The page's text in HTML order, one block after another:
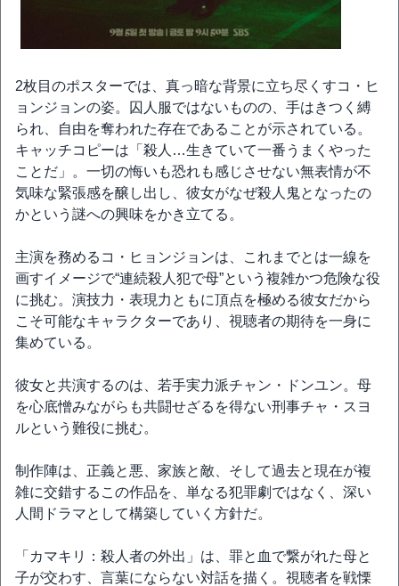
2枚目のポスターでは、真っ暗な背景に立ち尽くすコ・ヒ
ョンジョンの姿。囚人服ではないものの、手はきつく縛
られ、自由を奪われた存在であることが示されている。
キャッチコピーは「殺人…生きていて一番うまくやった
ことだ」。一切の悔いも恐れも感じさせない無表情が不
気味な緊張感を醸し出し、彼女がなぜ殺人鬼となったの
かという謎への興味をかき立てる。
主演を務めるコ・ヒョンジョンは、これまでとは一線を
画すイメージで“連続殺人犯で母”という複雑かつ危険な役
に挑む。演技力・表現力ともに頂点を極める彼女だから
こそ可能なキャラクターであり、視聴者の期待を一身に
集めている。
彼女と共演するのは、若手実力派チャン・ドンユン。母
を心底憎みながらも共闘せざるを得ない刑事チャ・スヨ
ルという難役に挑む。
制作陣は、正義と悪、家族と敵、そして過去と現在が複
雑に交錯するこの作品を、単なる犯罪劇ではなく、深い
人間ドラマとして構築していく方針だ。
「カマキリ：殺人者の外出」は、罪と血で繋がれた母と
子が交わす、言葉にならない対話を描く。視聴者を戦慄